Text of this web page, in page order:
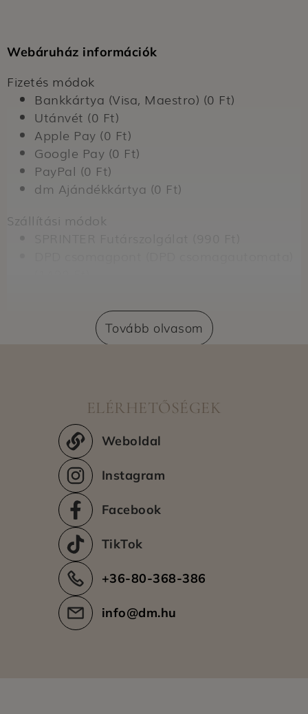
Webáruház információk
Fizetés módok
Bankkártya (Visa, Maestro) (0 Ft)
Utánvét (0 Ft)
Apple Pay (0 Ft)
Google Pay (0 Ft)
PayPal (0 Ft)
dm Ajándékkártya (0 Ft)
Szállítási módok
Expressz átvétel dm üzletben (nem
regisztrált vásárlók számára) (399 Ft)
Expressz átvétel dm üzletben (regisztrált
Még nincs adat.
Tovább olvasom
ELÉRHETŐSÉGEK
Weboldal
Instagram
Facebook
TikTok
+36-80-368-386
info@dm.hu